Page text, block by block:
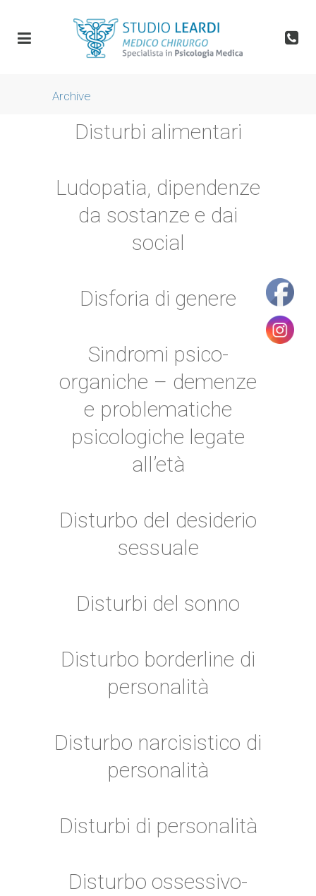
Archive
Disturbi alimentari
Ludopatia, dipendenze
da sostanze e dai
social
Disforia di genere
Sindromi psico-
organiche – demenze
e problematiche
psicologiche legate
all’età
Disturbo del desiderio
sessuale
Disturbi del sonno
Disturbo borderline di
personalità
Disturbo narcisistico di
personalità
Disturbi di personalità
Disturbo ossessivo-